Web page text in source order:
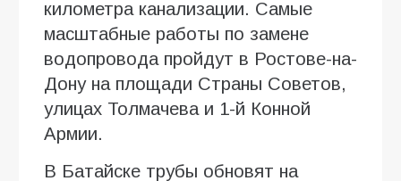
километра канализации. Самые
масштабные работы по замене
водопровода пройдут в Ростове-на-
Дону на площади Страны Советов,
улицах Толмачева и 1-й Конной
Армии.
В Батайске трубы обновят на